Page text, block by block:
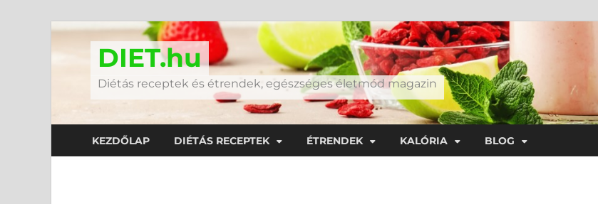
DIET.hu
Diétás receptek és étrendek, egészséges életmód magazin
KEZDŐLAP DIÉTÁS RECEPTEK ÉTRENDEK KALÓRIA BLOG